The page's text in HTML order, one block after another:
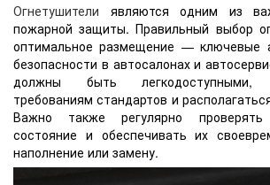
Огнетушители являются одним из
пожарной защиты. Правильный выбор
оптимальное размещение — ключевые
безопасности в автосалонах и
должны быть легкодоступными,
требованиям стандартов и
Важно также регулярно проверять
состояние и обеспечивать их
наполнение или замену.